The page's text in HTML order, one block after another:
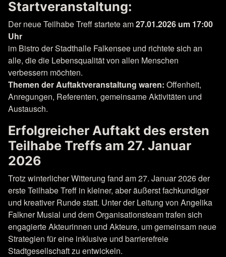
Startveranstaltung:
Der neue Teilhabe Treff startete am27.01.2026 um 17:00
Uhr
im Bistro der Stadthalle Falkensee und richtete sich an
alle, die die Lebensqualität von allen Menschen
verbessern möchten.
Themen der Auftaktveranstaltung waren: Offenheit,
Anregungen, Referenten, gemeinsame Aktivitäten und
Austausch.
Erfolgreicher Auftakt des ersten
Teilhabe Treffs am 27. Januar
2026
Trotz winterlicher Witterung fand am 27. Januar 2026 der
erste Teilhabe Treff in kleiner, aber äußerst fachkundiger
und kreativer Runde statt. Unter der Leitung von Angelika
Falkner Musial und dem Organisationsteam trafen sich
engagierte Akteurinnen und Akteure, um gemeinsam neue
Strategien für eine inklusive und barrierefreie
Stadtgesellschaft zu entwickeln.